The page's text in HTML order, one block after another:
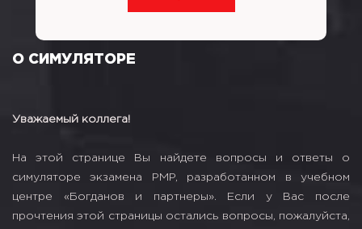
О СИМУЛЯТОРЕ
Уважаемый коллега!
На этой странице Вы найдете вопросы и ответы о
симуляторе экзамена PMP, разработанном в учебном
центре «Богданов и партнеры». Если у Вас после
прочтения этой страницы остались вопросы, пожалуйста,